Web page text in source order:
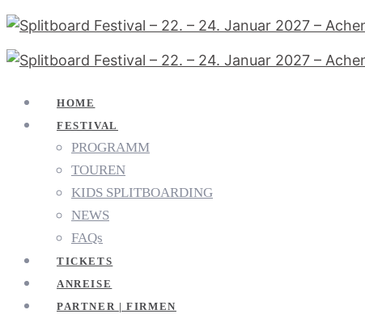
HOME
FESTIVAL
PROGRAMM
TOUREN
KIDS SPLITBOARDING
NEWS
FAQs
TICKETS
ANREISE
PARTNER | FIRMEN